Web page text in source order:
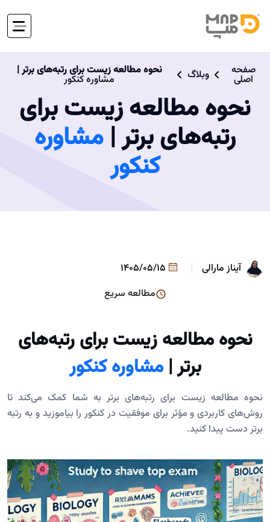
صفحه
اصلی وبلاگ نحوه مطالعه زیست برای رتبه‌های برتر |
مشاوره کنکور
نحوه مطالعه زیست برای
رتبه‌های برتر | مشاوره
کنکور
آیناز مارالی
مطالعه سریع
نحوه مطالعه زیست برای رتبه‌های
برتر |مشاوره کنکور
نحوه مطالعه زیست برای رتبه‌های برتر به شما کمک می‌کند تا
روش‌های کاربردی و مؤثر برای موفقیت در کنکور را بیاموزید و به رتبه
برتر دست پیدا کنید.